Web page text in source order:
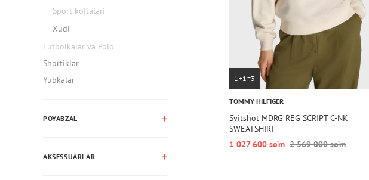
Sport koftalari
Xudi
Futbolkalar va Polo
Shortiklar
Yubkalar
POYABZAL
AKSESSUARLAR
1+1=3
TOMMY HILFIGER
Svitshot MDRG REG SCRIPT C-NK
SWEATSHIRT
1 027 600 so‘m 2 569 000 so‘m